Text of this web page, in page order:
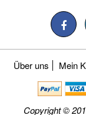
Über uns Mein
Copyright ©